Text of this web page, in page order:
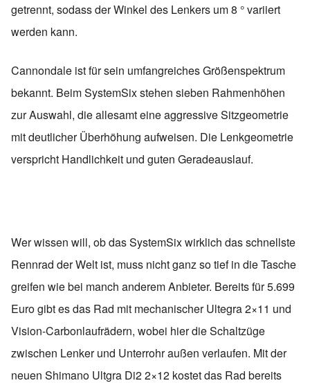
getrennt, sodass der Winkel des Lenkers um 8 ° variiert
werden kann.
Cannondale ist für sein umfangreiches Größenspektrum
bekannt. Beim SystemSix stehen sieben Rahmenhöhen
zur Auswahl, die allesamt eine aggressive Sitzgeometrie
mit deutlicher Überhöhung aufweisen. Die Lenkgeometrie
verspricht Handlichkeit und guten Geradeauslauf.
Wer wissen will, ob das SystemSix wirklich das schnellste
Rennrad der Welt ist, muss nicht ganz so tief in die Tasche
greifen wie bei manch anderem Anbieter. Bereits für 5.699
Euro gibt es das Rad mit mechanischer Ultegra 2×11 und
Vision-Carbonlaufrädern, wobei hier die Schaltzüge
zwischen Lenker und Unterrohr außen verlaufen. Mit der
neuen Shimano Ultgra Di2 2×12 kostet das Rad bereits